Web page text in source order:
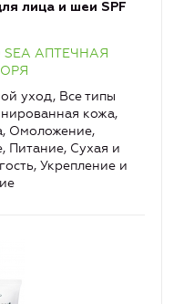
лица и шеи SPF
SEA АПТЕЧНАЯ
уход, Все типы
кожа,
Омоложение,
Питание, Сухая и
Укрепление и